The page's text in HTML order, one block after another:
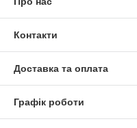
Контакти
Доставка та оплата
Графік роботи